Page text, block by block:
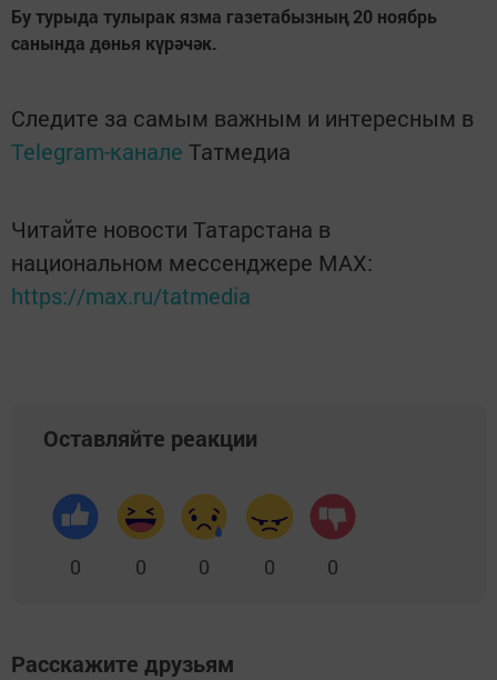
Бу турыда тулырак язма газетабызның 20 ноябрь
санында дөнья күрәчәк.
Следите за самым важным и интересным в
Telegram-канале Татмедиа
Читайте новости Татарстана в
национальном мессенджере MАХ:
https://max.ru/tatmedia
Оставляйте реакции
0 0 0 0 0
Расскажите друзьям